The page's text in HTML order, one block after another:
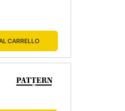
CARRELLO